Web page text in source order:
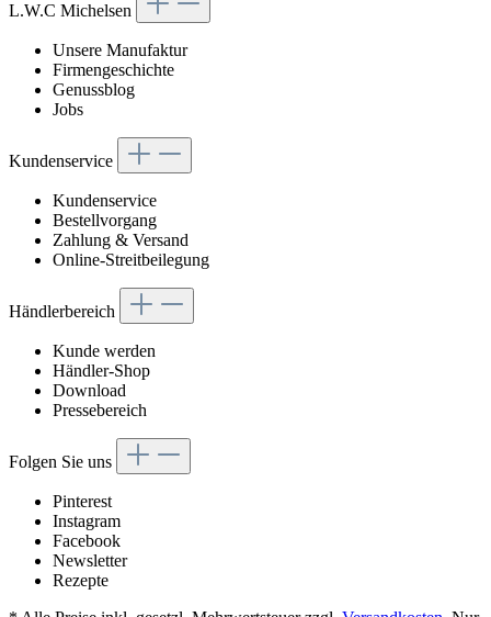
L.W.C Michelsen
Unsere Manufaktur
Firmengeschichte
Genussblog
Jobs
Kundenservice
Kundenservice
Bestellvorgang
Zahlung & Versand
Online-Streitbeilegung
Händlerbereich
Kunde werden
Händler-Shop
Download
Pressebereich
Folgen Sie uns
Pinterest
Instagram
Facebook
Newsletter
Rezepte